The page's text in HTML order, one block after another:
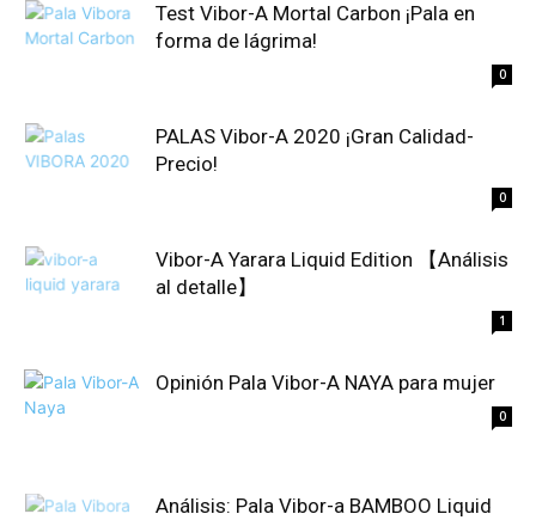
Test Vibor-A Mortal Carbon ¡Pala en
forma de lágrima!
0
PALAS Vibor-A 2020 ¡Gran Calidad-
Precio!
0
Vibor-A Yarara Liquid Edition 【Análisis
al detalle】
1
Opinión Pala Vibor-A NAYA para mujer
0
Análisis: Pala Vibor-a BAMBOO Liquid